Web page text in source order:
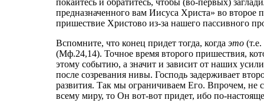
покайтесь и обратитесь, чтобы (во-первых)
предназначенного вам Иисуса Христа» во второе
пришествие Христово из-за нашего пассивного
Вспомните, что конец придет тогда, когда это
(Мф.24,14). Точное время второго пришествия,
этому событию, а значит и зависит от наших
после созревания нивы. Господь задерживает
развития. Так мы ограничиваем Его. Впрочем, не
всему миру, то Он вот-вот придет, ибо по-